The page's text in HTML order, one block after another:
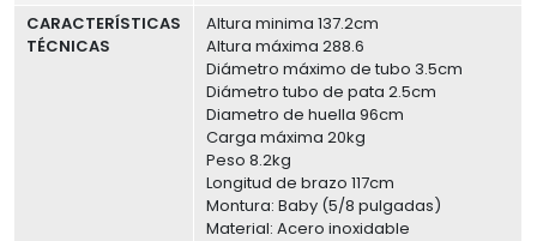
CARACTERÍSTICAS
TÉCNICAS
Altura minima 137.2cm
Altura máxima 288.6
Diámetro máximo de tubo 3.5cm
Diámetro tubo de pata 2.5cm
Diametro de huella 96cm
Carga máxima 20kg
Peso 8.2kg
Longitud de brazo 117cm
Montura: Baby (5/8 pulgadas)
Material: Acero inoxidable